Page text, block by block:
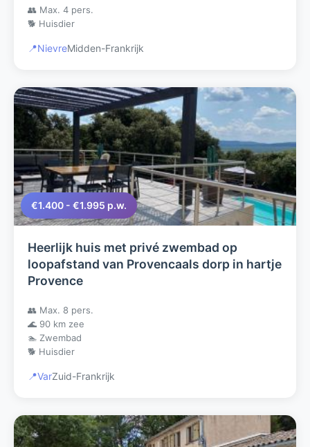
👥 Max. 4 pers.
🐕 Huisdier
📍NievreMidden-Frankrijk
€1.400 - €1.995 p.w.
Heerlijk huis met privé zwembad op
loopafstand van Provencaals dorp in hartje
Provence
👥 Max. 8 pers.
🌊 90 km zee
🏊 Zwembad
🐕 Huisdier
📍VarZuid-Frankrijk